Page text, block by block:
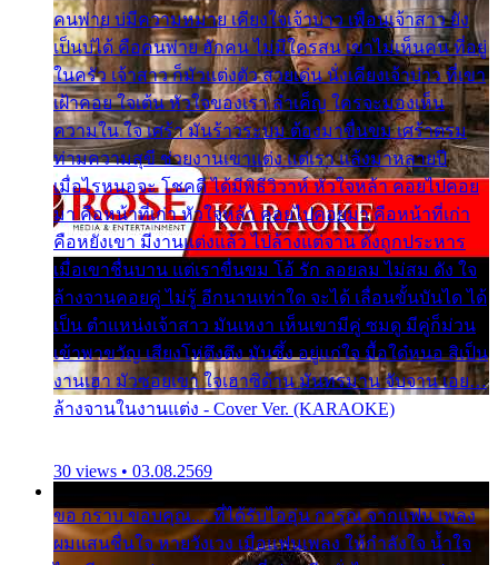
คนพ่าย บ่มีความหมาย เคียงใจเจ้าบ่าว เพื่อนเจ้าสาว ยัง
เป็นบ่ได้ คือคนพ่าย ฮักคน ไม่มีใครสน เขาไม่เห็นคน ที่อยู่
ในครัว เจ้าสาว ก็มัวแต่งตัว สวยเด่น นั่งเคียงเจ้าบ่าว ที่เขา
เฝ้าคอย ใจเต้น หัวใจของเรา ลำเค็ญ ใครจะมองเห็น
ความใน ใจ เศร้า มันร้าวระบม ต้องมาขื่นขม เศร้าตรม
ท่ามความสุขี ช่วยงานเขาแต่ง แต่เรา แล้งมาหลายปี
เมื่อไรหนอจะ โชคดี ได้มีพิธีวิวาห์ หัวใจหล้า คอยไปคอย
มา คือหน้าที่เก่า หัวใจหล้า คอยไปคอยมา คือหน้าที่เก่า
คือหยังเขา มีงานแต่งแล้ว ไปล้างแต่จาน ดั่งถูกประหาร
เมื่อเขาชื่นบาน แต่เราขื่นขม โอ้ รัก ลอยลม ไม่สม ดัง ใจ
ล้างจานคอยคู่ ไม่รู้ อีกนานเท่าใด จะได้ เลื่อนขั้นบันได ได้
เป็น ตำแหน่งเจ้าสาว มันเหงา เห็นเขามีคู่ ซมดู มีคู่ก็ม่วน
เข้าพาขวัญ เสียงโห่ตึงตึง มันซึ้ง อยู่แก่ใจ มื้อใด๋หนอ สิเป็น
งานเฮา มัวซอยเขา ใจเฮาซิด้าน มันทรมาน จับจาน เอย…
ล้างจานในงานแต่ง - Cover Ver. (KARAOKE)
30 views • 03.08.2569
ขอ กราบ ขอบคุณ.... ที่ได้รับไออุ่น การุณ จากแฟน เพลง
ผมแสนชื่นใจ หายวังเวง เมื่อแฟนเพลง ให้กำลังใจ น้ำใจ